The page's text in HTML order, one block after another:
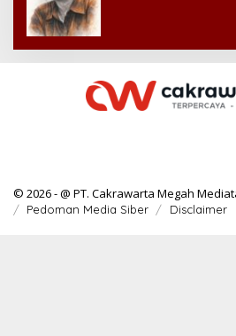
© 2026 - @ PT. Cakrawarta Megah
Pedoman Media Siber Disclaimer